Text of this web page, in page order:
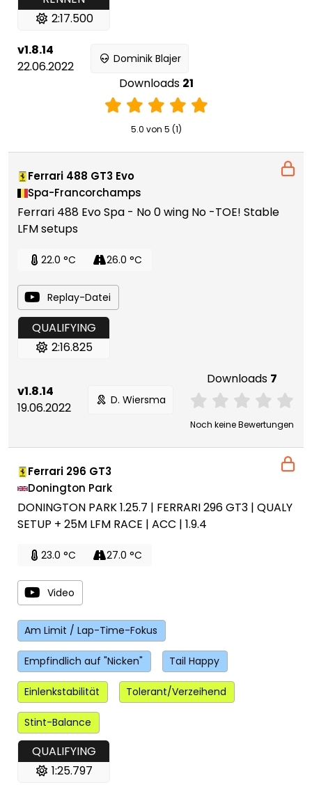
2:17.500
v1.8.14
22.06.2022
Dominik Blajer
Downloads 21
5.0 von 5 (1)
Ferrari 488 GT3 Evo
Spa-Francorchamps
Ferrari 488 Evo Spa - No 0 wing No -TOE! Stable
LFM setups
22.0 °C 26.0 °C
Replay-Datei
QUALIFYING
2:16.825
v1.8.14
19.06.2022
D. Wiersma
Downloads 7
Noch keine Bewertungen
Ferrari 296 GT3
Donington Park
DONINGTON PARK 1.25.7 | FERRARI 296 GT3 | QUALY
SETUP + 25M LFM RACE | ACC | 1.9.4
23.0 °C 27.0 °C
Video
Am Limit / Lap-Time-Fokus
Empfindlich auf "Nicken" Tail Happy
Einlenkstabilität Tolerant/Verzeihend
Stint-Balance
QUALIFYING
1:25.797